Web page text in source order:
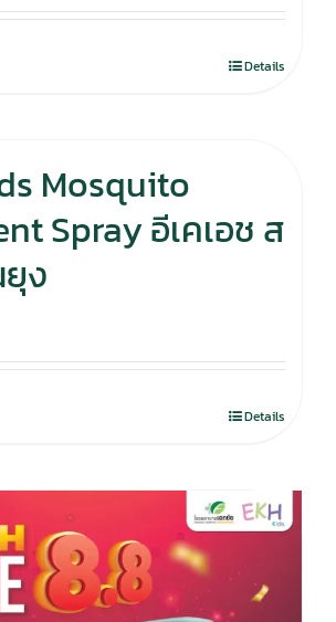
Details
Mosquito
Spray อีเคเอช ส
ง
Details